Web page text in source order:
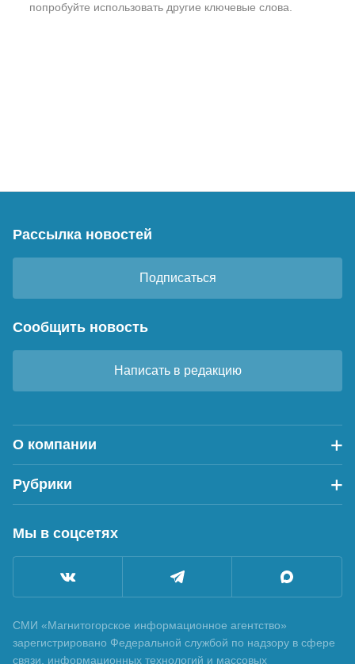
попробуйте использовать другие ключевые слова.
Рассылка новостей
Подписаться
Сообщить новость
Написать в редакцию
О компании
Рубрики
Мы в соцсетях
СМИ «Магнитогорское информационное агентство»
зарегистрировано Федеральной службой по надзору в сфере
связи, информационных технологий и массовых